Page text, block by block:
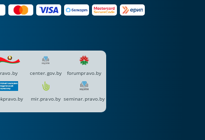
center.gov.by forumpravo.by
mir.pravo.by seminar.pravo.by